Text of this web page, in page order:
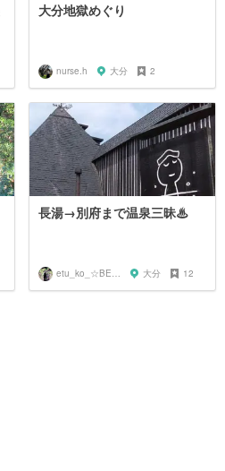
大分地獄めぐり
nurse.h 大分 2
長湯→別府まで温泉三昧♨︎
etu_ko_☆BEPPU 大分 12